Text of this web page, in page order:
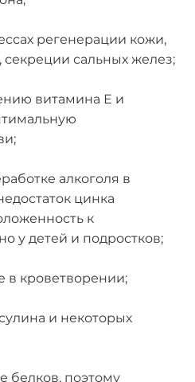
регенерации кожи,
секреции сальных желез;
витамина Е и
алкоголя в
цинка
к
у детей и подростков;
в кроветворении;
и некоторых
белков, поэтому